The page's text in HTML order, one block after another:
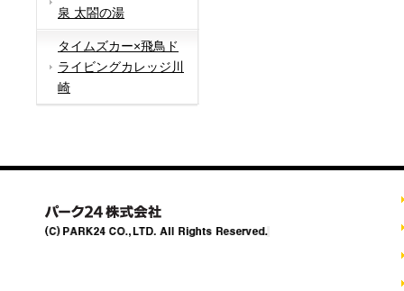
泉 太閤の湯
タイムズカー×飛鳥ド
ライビングカレッジ川
崎